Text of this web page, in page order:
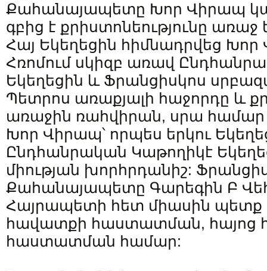
Քահանայապետը Խոր Վիրապ
գբից է քրիստոնեությունը
Հայ Եկեղեցին հիմնադրվեց Խոր
Հռոմում սկիզբ առավ
Եկեղեցին և Ֆրանցիսկոս
Պետրոս առաքյալի հաջորդը և
առաջին ռահվիրան, սրա համար
Խոր Վիրապ՝ որպես երկու
Ընդհանրական Կաթողիկէ
միության խորհրդանիշ:
Քահանայապետը Գարեգին Բ
Հայրապետի հետ միասին պետք
հավատքի հաստատման, հայոց
հաստատման համար: